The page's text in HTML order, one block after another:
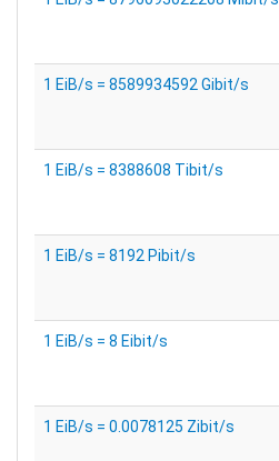
1 EiB/s = 8589934592 Gibit/s
1 EiB/s = 8388608 Tibit/s
1 EiB/s = 8192 Pibit/s
1 EiB/s = 8 Eibit/s
1 EiB/s = 0.0078125 Zibit/s